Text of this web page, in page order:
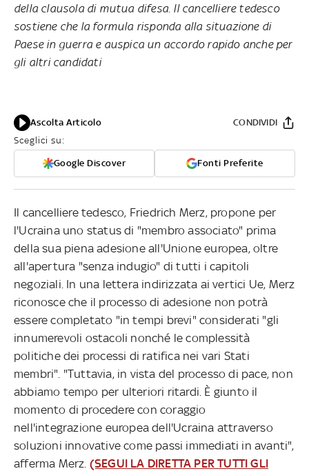
della clausola di mutua difesa. Il cancelliere tedesco
sostiene che la formula risponda alla situazione di
Paese in guerra e auspica un accordo rapido anche per
gli altri candidati
Ascolta Articolo
Sceglici su:
Google Discover Fonti Preferite
CONDIVIDI
Il cancelliere tedesco, Friedrich Merz, propone per
l'Ucraina uno status di "membro associato" prima
della sua piena adesione all'Unione europea, oltre
all'apertura "senza indugio" di tutti i capitoli
negoziali. In una lettera indirizzata ai vertici Ue, Merz
riconosce che il processo di adesione non potrà
essere completato "in tempi brevi" considerati "gli
innumerevoli ostacoli nonché le complessità
politiche dei processi di ratifica nei vari Stati
membri". "Tuttavia, in vista del processo di pace, non
abbiamo tempo per ulteriori ritardi. È giunto il
momento di procedere con coraggio
nell'integrazione europea dell'Ucraina attraverso
soluzioni innovative come passi immediati in avanti",
afferma Merz. (SEGUI LA DIRETTA PER TUTTI GLI